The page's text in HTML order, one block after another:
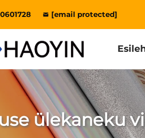
[email protected]
ülekaneku